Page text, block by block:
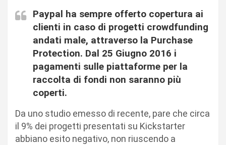
Paypal ha sempre offerto copertura ai
clienti in caso di progetti crowdfunding
andati male, attraverso la Purchase
Protection. Dal 25 Giugno 2016 i
pagamenti sulle piattaforme per la
raccolta di fondi non saranno più
coperti.
Da uno studio emesso di recente, pare che circa
il 9% dei progetti presentati su Kickstarter
abbiano esito negativo, non riuscendo a